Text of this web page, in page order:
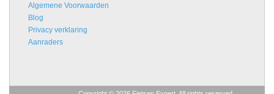
Algemene Voorwaarden
Blog
Privacy verklaring
Aanraders